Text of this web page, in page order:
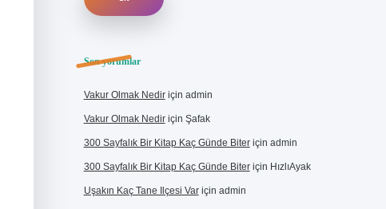
Son yorumlar
Vakur Olmak Nediriçin admin
Vakur Olmak Nediriçin Şafak
300 Sayfalık Bir Kitap Kaç Günde Biteriçin admin
300 Sayfalık Bir Kitap Kaç Günde Biteriçin HızlıAyak
Uşakın Kaç Tane Ilçesi Variçin admin